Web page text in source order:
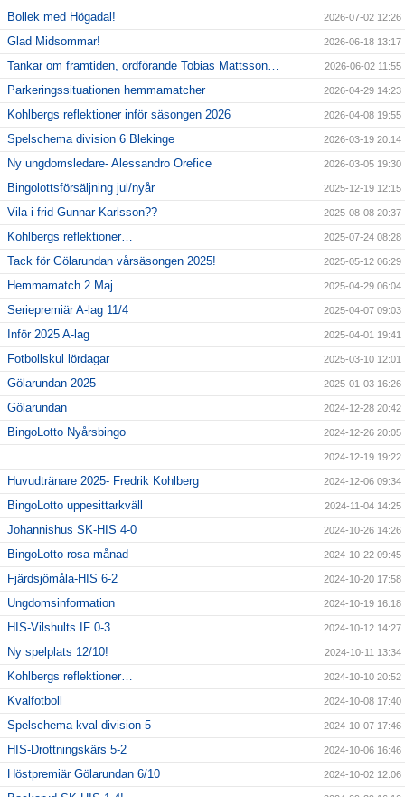
Bollek med Högadal! 2026-07-02 12:26
Glad Midsommar! 2026-06-18 13:17
Tankar om framtiden, ordförande Tobias Mattsson… 2026-06-02 11:55
Parkeringssituationen hemmamatcher 2026-04-29 14:23
Kohlbergs reflektioner inför säsongen 2026 2026-04-08 19:55
Spelschema division 6 Blekinge 2026-03-19 20:14
Ny ungdomsledare- Alessandro Orefice 2026-03-05 19:30
Bingolottsförsäljning jul/nyår 2025-12-19 12:15
Vila i frid Gunnar Karlsson?? 2025-08-08 20:37
Kohlbergs reflektioner… 2025-07-24 08:28
Tack för Gölarundan vårsäsongen 2025! 2025-05-12 06:29
Hemmamatch 2 Maj 2025-04-29 06:04
Seriepremiär A-lag 11/4 2025-04-07 09:03
Inför 2025 A-lag 2025-04-01 19:41
Fotbollskul lördagar 2025-03-10 12:01
Gölarundan 2025 2025-01-03 16:26
Gölarundan 2024-12-28 20:42
BingoLotto Nyårsbingo 2024-12-26 20:05
2024-12-19 19:22
Huvudtränare 2025- Fredrik Kohlberg 2024-12-06 09:34
BingoLotto uppesittarkväll 2024-11-04 14:25
Johannishus SK-HIS 4-0 2024-10-26 14:26
BingoLotto rosa månad 2024-10-22 09:45
Fjärdsjömåla-HIS 6-2 2024-10-20 17:58
Ungdomsinformation 2024-10-19 16:18
HIS-Vilshults IF 0-3 2024-10-12 14:27
Ny spelplats 12/10! 2024-10-11 13:34
Kohlbergs reflektioner… 2024-10-10 20:52
Kvalfotboll 2024-10-08 17:40
Spelschema kval division 5 2024-10-07 17:46
HIS-Drottningskärs 5-2 2024-10-06 16:46
Höstpremiär Gölarundan 6/10 2024-10-02 12:06